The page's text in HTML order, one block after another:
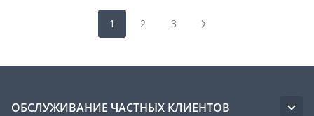
1 2 3
ОБСЛУЖИВАНИЕ ЧАСТНЫХ КЛИЕНТОВ